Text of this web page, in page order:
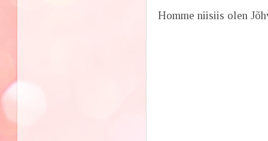
Homme niisiis olen